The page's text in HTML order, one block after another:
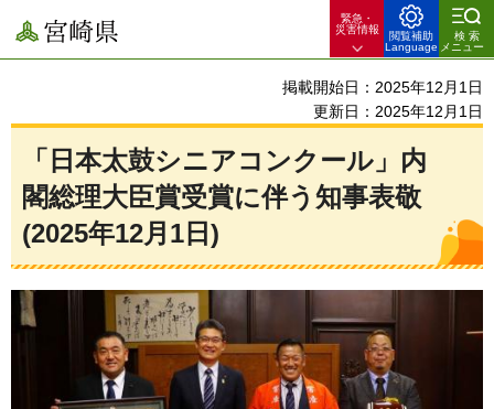
宮崎県
緊急・
災害情報
閲覧補助
Language
検索
メニュー
掲載開始日：2025年12月1日
更新日：2025年12月1日
「日本太鼓シニアコンクール」内
閣総理大臣賞受賞に伴う知事表敬
(2025年12月1日)